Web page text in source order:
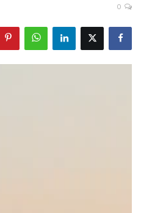
اقتصاد
0